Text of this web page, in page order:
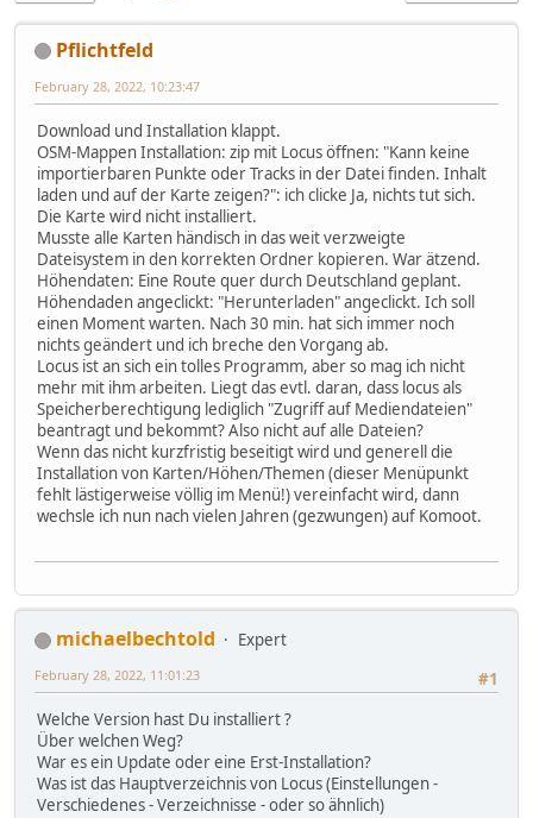
Pflichtfeld
February 28, 2022, 10:23:47
Download und Installation klappt.
OSM-Mappen Installation: zip mit Locus öffnen: "Kann keine
importierbaren Punkte oder Tracks in der Datei finden. Inhalt
laden und auf der Karte zeigen?": ich clicke Ja, nichts tut sich.
Die Karte wird nicht installiert.
Musste alle Karten händisch in das weit verzweigte
Dateisystem in den korrekten Ordner kopieren. War ätzend.
Höhendaten: Eine Route quer durch Deutschland geplant.
Höhendaden angeclickt: "Herunterladen" angeclickt. Ich soll
einen Moment warten. Nach 30 min. hat sich immer noch
nichts geändert und ich breche den Vorgang ab.
Locus ist an sich ein tolles Programm, aber so mag ich nicht
mehr mit ihm arbeiten. Liegt das evtl. daran, dass locus als
Speicherberechtigung lediglich "Zugriff auf Mediendateien"
beantragt und bekommt? Also nicht auf alle Dateien?
Wenn das nicht kurzfristig beseitigt wird und generell die
Installation von Karten/Höhen/Themen (dieser Menüpunkt
fehlt lästigerweise völlig im Menü!) vereinfacht wird, dann
wechsle ich nun nach vielen Jahren (gezwungen) auf Komoot.
michaelbechtold
Expert
#1
February 28, 2022, 11:01:23
Welche Version hast Du installiert ?
Über welchen Weg?
War es ein Update oder eine Erst-Installation?
Was ist das Hauptverzeichnis von Locus (Einstellungen -
Verschiedenes - Verzeichnisse - oder so ähnlich)